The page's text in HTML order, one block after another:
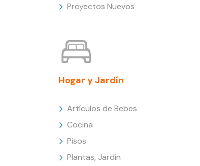
Proyectos Nuevos
Hogar y Jardín
Artículos de Bebes
Cocina
Pisos
Plantas, Jardín